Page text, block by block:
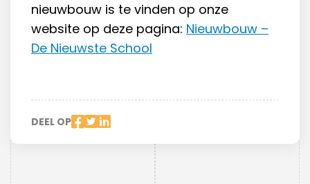
nieuwbouw is te vinden op onze
website op deze pagina: Nieuwbouw –
De Nieuwste School
DEEL OP